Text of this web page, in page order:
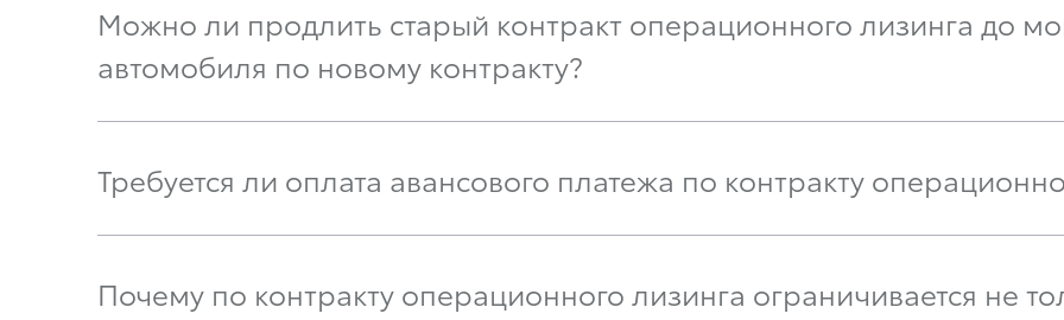
Можно ли продлить старый контракт операционного лизинга до
автомобиля по новому контракту?
Требуется ли оплата авансового платежа по контракту
Почему по контракту операционного лизинга ограничивается не